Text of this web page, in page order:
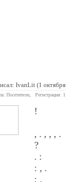
IvanLit (1
Посетители, Регистрация:
!
, . , , , .
?
. :
: , .
: .